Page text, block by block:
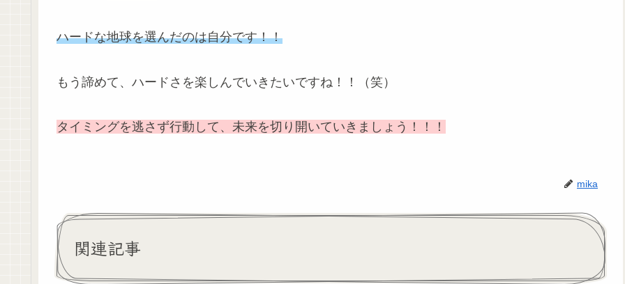
ハードな地球を選んだのは自分です！！
もう諦めて、ハードさを楽しんでいきたいですね！！（笑）
タイミングを逃さず行動して、未来を切り開いていきましょう！！！
mika
関連記事